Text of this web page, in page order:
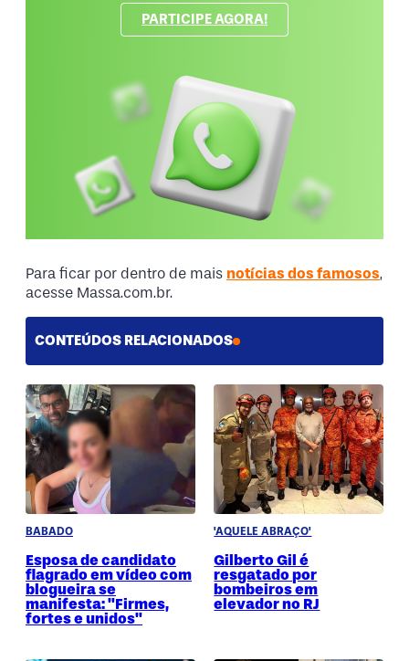
PARTICIPE AGORA!
Para ficar por dentro de mais notícias dos famosos,
acesse Massa.com.br.
CONTEÚDOS RELACIONADOS
BABADO
Esposa de candidato
flagrado em vídeo com
blogueira se
manifesta: "Firmes,
fortes e unidos"
'AQUELE ABRAÇO'
Gilberto Gil é
resgatado por
bombeiros em
elevador no RJ